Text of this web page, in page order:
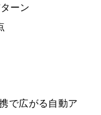
ーン
で広がる自動ア